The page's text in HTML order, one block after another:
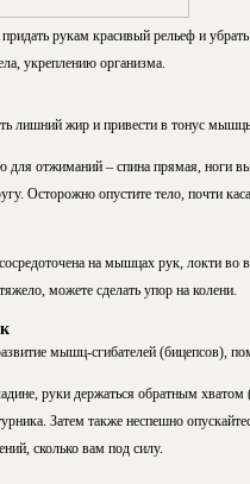
рукам красивый рельеф и
укреплению организма.
лишний жир и привести в тонус
отжиманий – спина прямая, ноги
Осторожно опустите тело, почти
на мышцах рук, локти
можете сделать упор на колени.
мышц-сгибателей (бицепсов),
руки держаться обратным
Затем также неспешно
сколько вам под силу.